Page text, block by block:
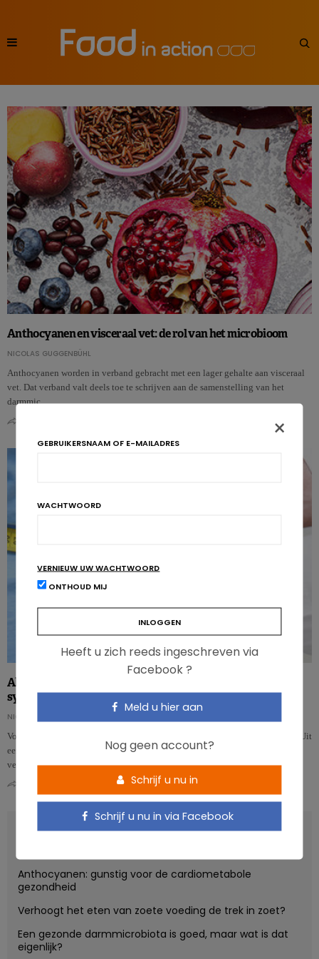
Anthocyanen en visceraal vet: de rol van het microbioom
NICOLAS GUGGENBÜHL
Anthocyanen worden in verband gebracht met een lager gehalte aan visceraal
vet. Dat verband valt deels toe te schrijven aan de samenstelling van het
darmmic…
Akkermansia: de bacterie die strijdt tegen het metabool
syndroom
NICOLAS GUGGENBÜHL
Voor het eerst werd de bacterie Akkermansia muciniphila op de mens getest. Uit
een gerandomiseerd onderzoek is gebleken dat het toedienen van de bacterie
ve…
RECENT POSTS
Anthocyanen: gunstig voor de cardiometabole
gezondheid
Verhoogt het eten van zoete voeding de trek in zoet?
Een gezonde darmmicrobiota is goed, maar wat is dat
eigenlijk?
×
GEBRUIKERSNAAM OF E-MAILADRES
WACHTWOORD
VERNIEUW UW WACHTWOORD
ONTHOUD MIJ
Heeft u zich reeds ingeschreven via
Facebook ?
Meld u hier aan
Nog geen account?
Schrijf u nu in
Schrijf u nu in via Facebook